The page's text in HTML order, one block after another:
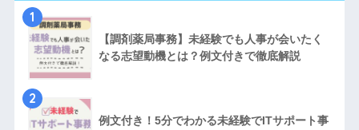
1
【調剤薬局事務】未経験でも人事が会いたく
なる志望動機とは？例文付きで徹底解説
2
例文付き！5分でわかる未経験でITサポート事